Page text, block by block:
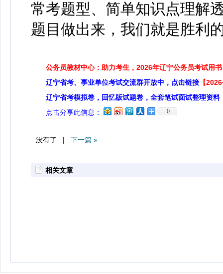
常考题型、简单知识点理解
题目做出来，我们就是胜利
公务员教材中心：助力考生，2026年辽宁公务员考试用书
辽宁省考、事业单位考试交流群开放中，点击链接 【
辽宁省考模拟卷，回忆版试题卷，全套笔试面试整理资料
点击分享此信息：
0
没有了 | 下一篇 »
相关文章